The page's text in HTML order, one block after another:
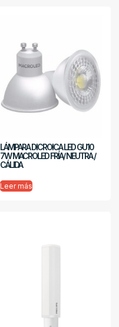
LÁMPARA DICROICA LED GU10
7W MACROLED FRÍA/ NEUTRA /
CÁLIDA
Leer más